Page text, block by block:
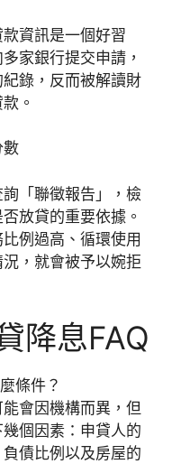
資訊是一個好習
家銀行提交申請，
錄，反而被解讀財
。
數
「聯徵報告」，檢
放貸的重要依據。
例過高、循環使用
，就會被予以婉拒
降息FAQ
條件？
會因機構而異，但
個因素：申貸人的
債比例以及房屋的